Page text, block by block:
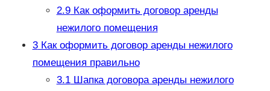
2.9Как оформить договор аренды
нежилого помещения
3Как оформить договор аренды нежилого
помещения правильно
3.1Шапка договора аренды нежилого